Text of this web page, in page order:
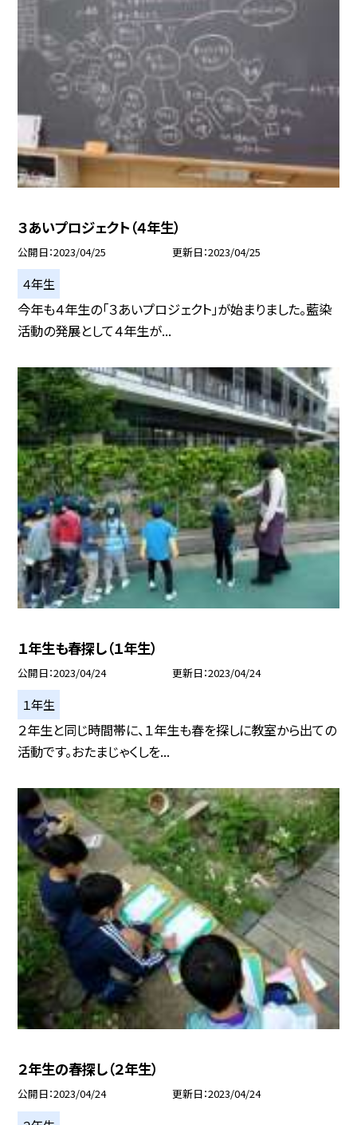
３あいプロジェクト（４年生）
公開日 2023/04/25 更新日 2023/04/25
４年生
今年も４年生の「３あいプロジェクト」が始まりました。藍染
活動の発展として４年生が...
１年生も春探し（１年生）
公開日 2023/04/24 更新日 2023/04/24
１年生
２年生と同じ時間帯に、１年生も春を探しに教室から出ての
活動です。おたまじゃくしを...
２年生の春探し（２年生）
公開日 2023/04/24 更新日 2023/04/24